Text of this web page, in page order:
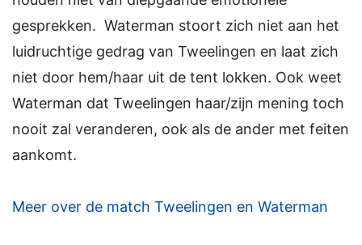
gesprekken. Waterman stoort zich niet aan het
luidruchtige gedrag van Tweelingen en laat zich
niet door hem/haar uit de tent lokken. Ook weet
Waterman dat Tweelingen haar/zijn mening toch
nooit zal veranderen, ook als de ander met feiten
aankomt.
Meer over de match Tweelingen en Waterman